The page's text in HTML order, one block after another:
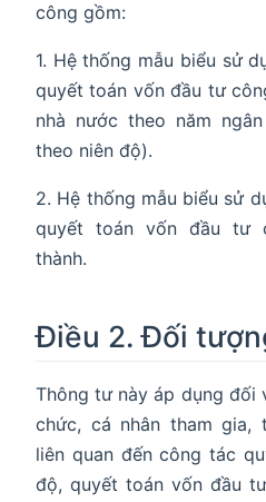
công gồm:
1. Hệ thống mẫu biểu sử
quyết toán vốn đầu tư
nhà nước theo năm
theo niên độ).
2. Hệ thống mẫu biểu sử
quyết toán vốn đầu tư
thành.
Điều 2. Đối
Thông tư này áp dụng đối
chức, cá nhân tham gia,
liên quan đến công tác
độ, quyết toán vốn đầu